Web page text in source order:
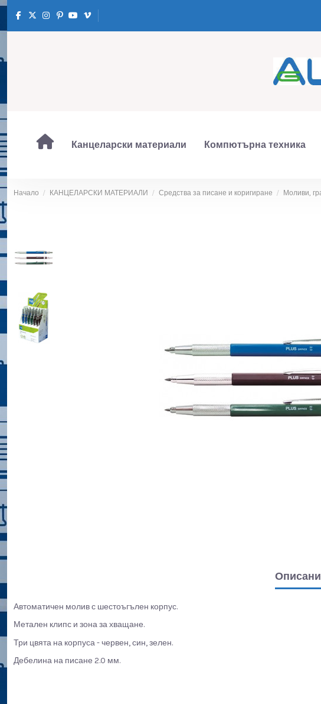
Канцеларски материали Компютърна техника
Начало КАНЦЕЛАРСКИ МАТЕРИАЛИ Средства за писане и коригиране Моливи,
Автоматичен молив с шестоъгълен корпус.
Метален клипс и зона за хващане.
Три цвята на корпуса - червен, син, зелен.
Дебелина на писане 2.0 мм.